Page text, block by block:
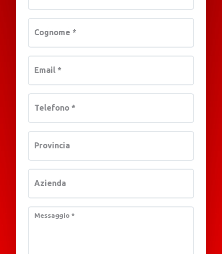
Cognome *
Email *
Telefono *
Provincia
Azienda
Messaggio *